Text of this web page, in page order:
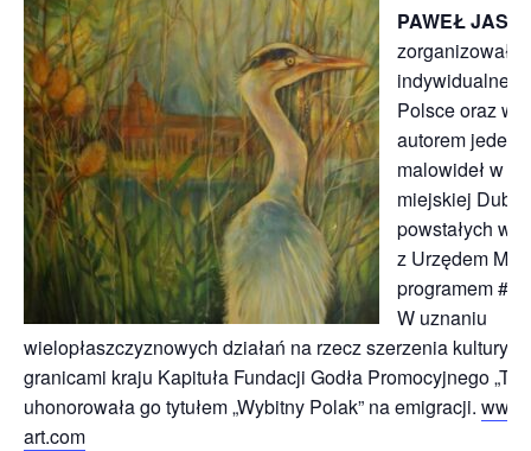
PAWEŁ
zorganizował
indywidualne
Polsce oraz w
autorem
malowideł w
miejskiej
powstałych we
z Urzędem
programem
W uznaniu
wielopłaszczyznowych działań na rzecz szerzenia kultury
granicami kraju Kapituła Fundacji Godła Promocyjnego
uhonorowała go tytułem „Wybitny Polak” na emigracji.
art.com